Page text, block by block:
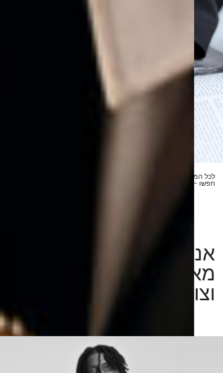
לכל המשרות הפתוחות
חפשו ←
אנחנו חושבים בגדול,
מאתגרים את הרגיל
וצובעים מחוץ לקווים.